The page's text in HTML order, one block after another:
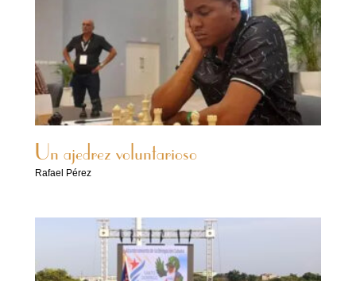
Un ajedrez voluntarioso
Rafael Pérez